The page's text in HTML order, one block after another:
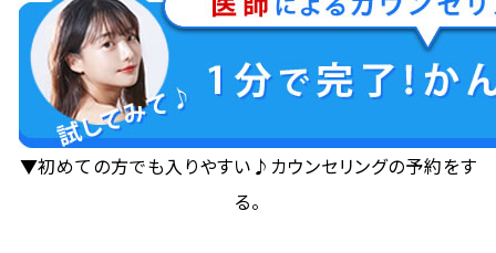
▼初めての方でも入りやすい♪カウンセリングの予約をす
る。